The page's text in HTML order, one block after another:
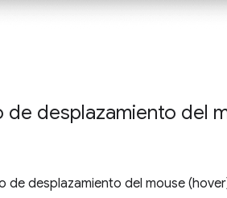
desplazamiento del
desplazamiento del mouse